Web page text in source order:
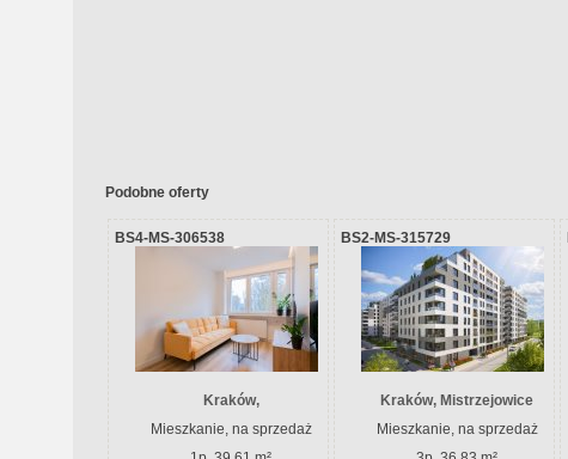
Podobne oferty
BS4-MS-306538
Kraków,
Mieszkanie, na sprzedaż
BS2-MS-315729
Kraków, Mistrzejowice
Mieszkanie, na sprzedaż